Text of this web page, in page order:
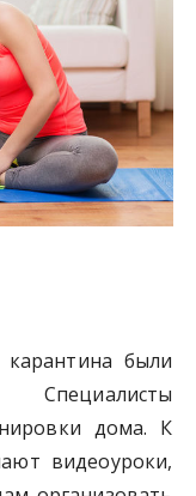
были
дома. К
видеоуроки,